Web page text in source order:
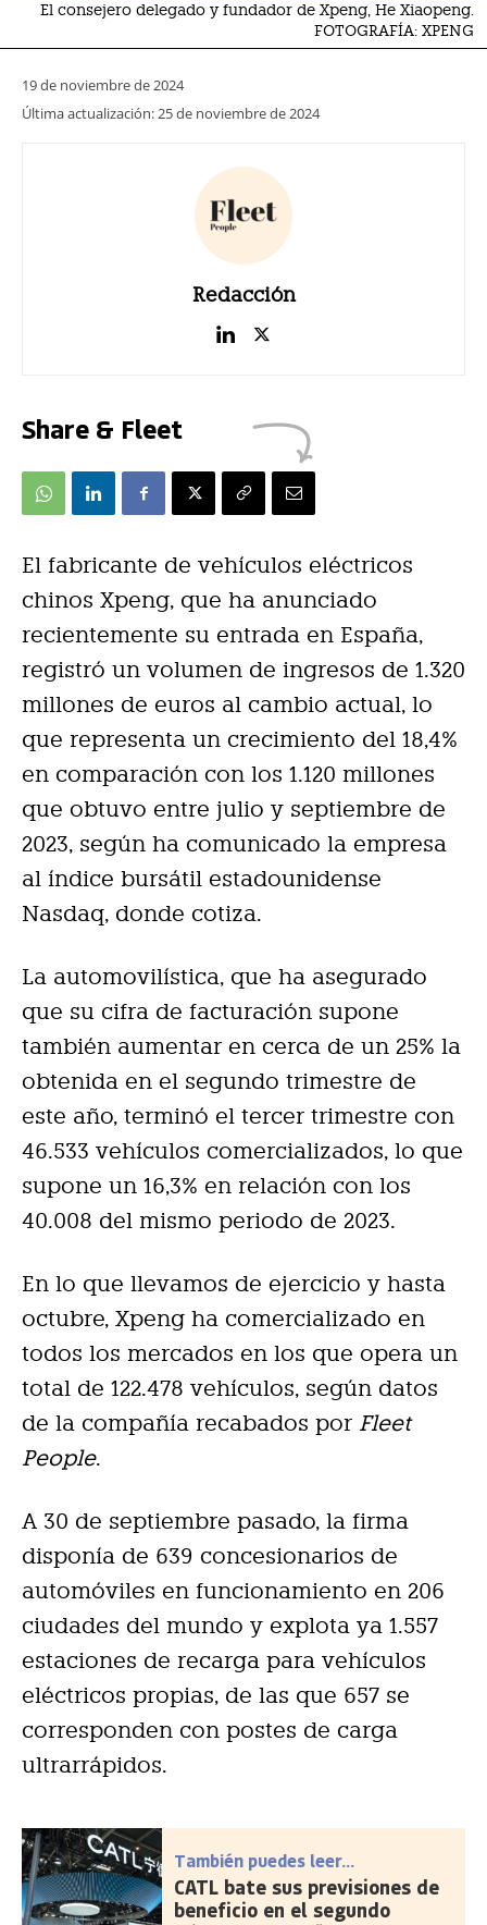
El consejero delegado y fundador de Xpeng, He Xiaopeng.
FOTOGRAFÍA: XPENG
19 de noviembre de 2024
Última actualización:25 de noviembre de 2024
Redacción
Share & Fleet
El fabricante de vehículos eléctricos
chinos Xpeng, que ha anunciado
recientemente su entrada en España,
registró un volumen de ingresos de 1.320
millones de euros al cambio actual, lo
que representa un crecimiento del 18,4%
en comparación con los 1.120 millones
que obtuvo entre julio y septiembre de
2023, según ha comunicado la empresa
al índice bursátil estadounidense
Nasdaq, donde cotiza.
La automovilística, que ha asegurado
que su cifra de facturación supone
también aumentar en cerca de un 25% la
obtenida en el segundo trimestre de
este año, terminó el tercer trimestre con
46.533 vehículos comercializados, lo que
supone un 16,3% en relación con los
40.008 del mismo periodo de 2023.
En lo que llevamos de ejercicio y hasta
octubre, Xpeng ha comercializado en
todos los mercados en los que opera un
total de 122.478 vehículos, según datos
de la compañía recabados por Fleet
People.
A 30 de septiembre pasado, la firma
disponía de 639 concesionarios de
automóviles en funcionamiento en 206
ciudades del mundo y explota ya 1.557
estaciones de recarga para vehículos
eléctricos propias, de las que 657 se
corresponden con postes de carga
ultrarrápidos.
También puedes leer...
CATL bate sus previsiones de
beneficio en el segundo